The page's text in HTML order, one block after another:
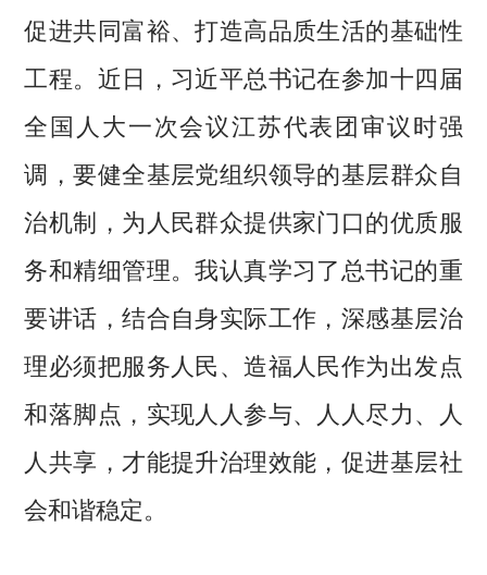
促进共同富裕、打造高品质生活的基础性
工程。近日，习近平总书记在参加十四届
全国人大一次会议江苏代表团审议时强
调，要健全基层党组织领导的基层群众自
治机制，为人民群众提供家门口的优质服
务和精细管理。我认真学习了总书记的重
要讲话，结合自身实际工作，深感基层治
理必须把服务人民、造福人民作为出发点
和落脚点，实现人人参与、人人尽力、人
人共享，才能提升治理效能，促进基层社
会和谐稳定。